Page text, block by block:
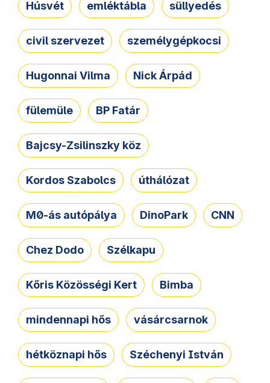
Húsvét emléktábla süllyedés
civil szervezet személygépkocsi
Hugonnai Vilma Nick Árpád
fülemüle BP Fatár
Bajcsy-Zsilinszky köz
Kordos Szabolcs úthálózat
M0-ás autópálya DinoPark CNN
Chez Dodo Szélkapu
Kőris Közösségi Kert Bimba
mindennapi hős vásárcsarnok
hétköznapi hős Széchenyi István